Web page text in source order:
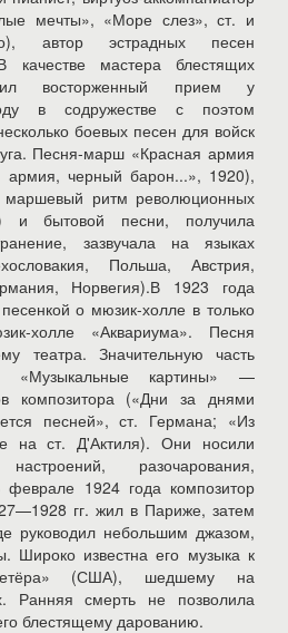
мечты», «Море слез», ст. и
автор эстрадных песен
качестве мастера блестящих
восторженный прием у
в содружестве с поэтом
боевых песен для войск
Песня-марш «Красная армия
армия, черный барон...», 1920),
ритм революционных
и бытовой песни, получила
зазвучала на языках
Польша, Австрия,
Норвегия).В 1923 года
о мюзик-холле в только
холле «Аквариума». Песня
театра. Значительную часть
«Музыкальные картины» —
композитора («Дни за днями
песней», ст. Германа; «Из
на ст. Д'Актиля). Они носили
разочарования,
1924 года композитор
гг. жил в Париже, затем
руководил небольшим джазом,
Широко известна его музыка к
(США), шедшему на
Ранняя смерть не позволила
блестящему дарованию.